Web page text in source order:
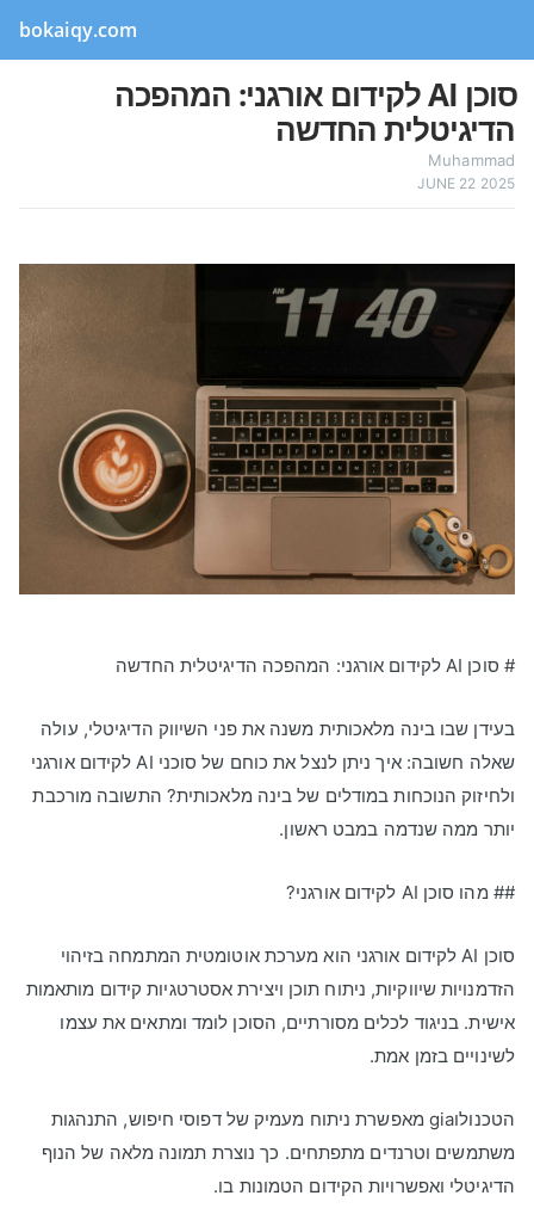
bokaiqy.com
סוכן AI לקידום אורגני: המהפכה
הדיגיטלית החדשה
Muhammad
JUNE 22 2025
# סוכן AI לקידום אורגני: המהפכה הדיגיטלית החדשה
בעידן שבו בינה מלאכותית משנה את פני השיווק הדיגיטלי, עולה
שאלה חשובה: איך ניתן לנצל את כוחם של סוכני AI לקידום אורגני
ולחיזוק הנוכחות במודלים של בינה מלאכותית? התשובה מורכבת
יותר ממה שנדמה במבט ראשון.
## מהו סוכן AI לקידום אורגני?
סוכן AI לקידום אורגני הוא מערכת אוטומטית המתמחה בזיהוי
הזדמנויות שיווקיות, ניתוח תוכן ויצירת אסטרטגיות קידום מותאמות
אישית. בניגוד לכלים מסורתיים, הסוכן לומד ומתאים את עצמו
לשינויים בזמן אמת.
הטכנולוgia מאפשרת ניתוח מעמיק של דפוסי חיפוש, התנהגות
משתמשים וטרנדים מתפתחים. כך נוצרת תמונה מלאה של הנוף
הדיגיטלי ואפשרויות הקידום הטמונות בו.